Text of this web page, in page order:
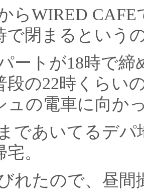
らWIRED
で閉まるという
ートが18時で
段の22時くらい
ュの電車に向か
であいてるデ
。
れたので、昼間